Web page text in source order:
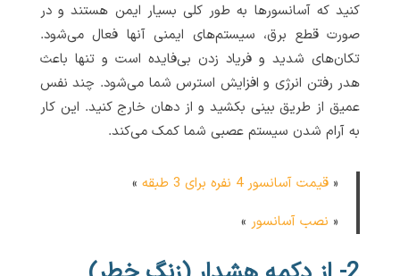
کنید که آسانسورها به طور کلی بسیار ایمن هستند و در
صورت قطع برق، سیستم‌های ایمنی آنها فعال می‌شود.
تکان‌های شدید و فریاد زدن بی‌فایده است و تنها باعث
هدر رفتن انرژی و افزایش استرس شما می‌شود. چند نفس
عمیق از طریق بینی بکشید و از دهان خارج کنید. این کار
به آرام شدن سیستم عصبی شما کمک می‌کند.
« قیمت آسانسور 4 نفره برای 3 طبقه
»
« نصب آسانسور »